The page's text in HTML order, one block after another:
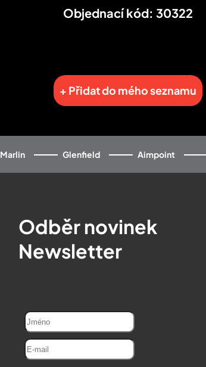
Objednací kód: 30322
+ Přidat do mého seznamu
Marlin Glenfield Aimpoint
Odběr novinek
Newsletter